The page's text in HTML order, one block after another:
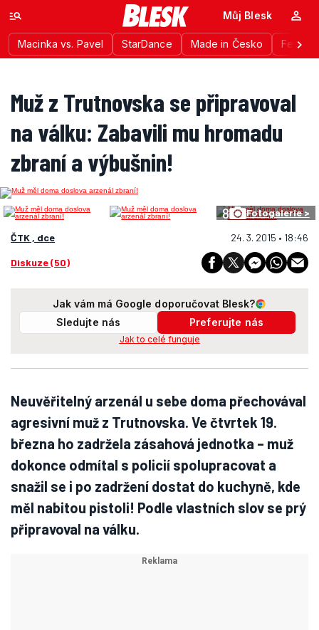
Macinka vs. Pavel StarDance Made in Česko
Můj Blesk
Muž z Trutnovska se připravoval
na válku: Zabavili mu hromadu
zbraní a výbušnin!
8 Fotogalerie >
ČTK , dce 24. 3. 2015 • 18:46
Diskuze (50)
Jak vám má Google doporučovat Blesk?
Sledujte nás
Preferujte nás
Jak to celé funguje
Neuvěřitelný arzenál u sebe doma přechovával
agresivní muž z Trutnovska. Ve čtvrtek 19.
března ho zadržela zásahová jednotka – muž
dokonce odmítal s policií spolupracovat a
snažil se i po zadržení dostat do kuchyně, kde
měl nabitou pistoli! Podle vlastních slov se prý
připravoval na válku.